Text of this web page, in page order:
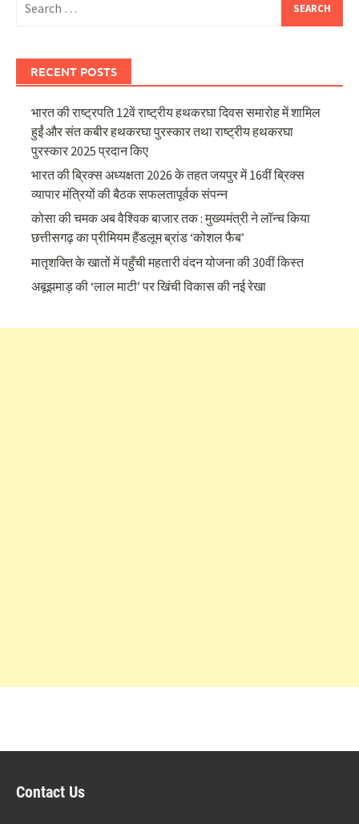
for:
RECENT POSTS
भारत की राष्ट्रपति 12वें राष्ट्रीय हथकरघा दिवस समारोह में शामिल
हुईं और संत कबीर हथकरघा पुरस्कार तथा राष्ट्रीय हथकरघा
पुरस्कार 2025 प्रदान किए
भारत की ब्रिक्‍स अध्यक्षता 2026 के तहत जयपुर में 16वीं ब्रिक्‍स
व्यापार मंत्रियों की बैठक सफलतापूर्वक संपन्न
कोसा की चमक अब वैश्विक बाजार तक : मुख्यमंत्री ने लॉन्च किया
छत्तीसगढ़ का प्रीमियम हैंडलूम ब्रांड ‘कोशल फैब’
मातृशक्ति के खातों में पहुँची महतारी वंदन योजना की 30वीं किस्त
अबूझमाड़ की ‘लाल माटी’ पर खिंची विकास की नई रेखा
Contact Us